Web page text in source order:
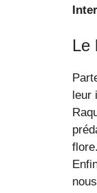
Le
leur
flore.